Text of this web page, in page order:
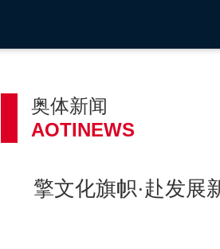
奥体新闻
AOTINEWS
擎文化旗帜·赴发展